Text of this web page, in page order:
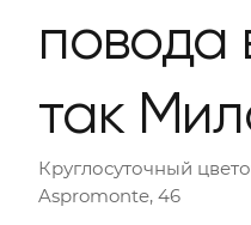
повода
так
Круглосуточный
Aspromonte, 46